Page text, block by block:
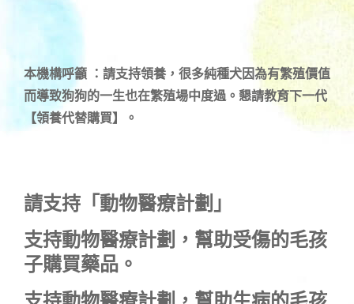
本機構呼籲 ：請支持領養，很多純種犬因為有繁殖價值
而導致狗狗的一生也在繁殖場中度過。懇請教育下一代
【領養代替購買】。
請支持「動物醫療計劃」
支持動物醫療計劃 ，幫助受傷的毛孩
子購買藥品。